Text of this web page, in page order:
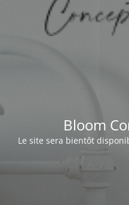
Bloom
Le site sera bientôt